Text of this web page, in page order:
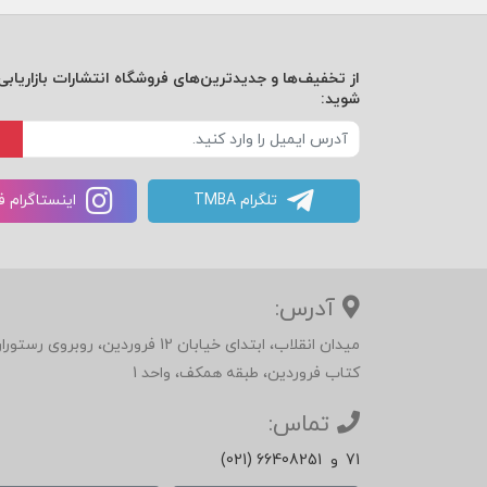
تجربه‌ی برند
تجربه‌ی خرید
تجربه‌ی کاربر
تجربه‌ی قیمت
از تخفیف‌ها و جدیدترین‌های فروشگاه انتشارات
شوید:
تلگرام TMBA
آدرس:
میدان انقلاب، ابتدای خیابان 12
کتاب فروردین، طبقه همکف، واحد 1
تماس:
(021) 66408251 و 71